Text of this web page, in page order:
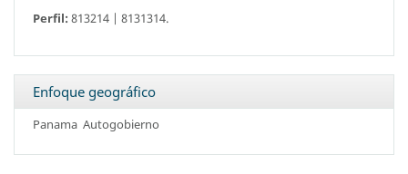
Perfil: 813214 | 8131314.
Enfoque geográfico
Panama Autogobierno